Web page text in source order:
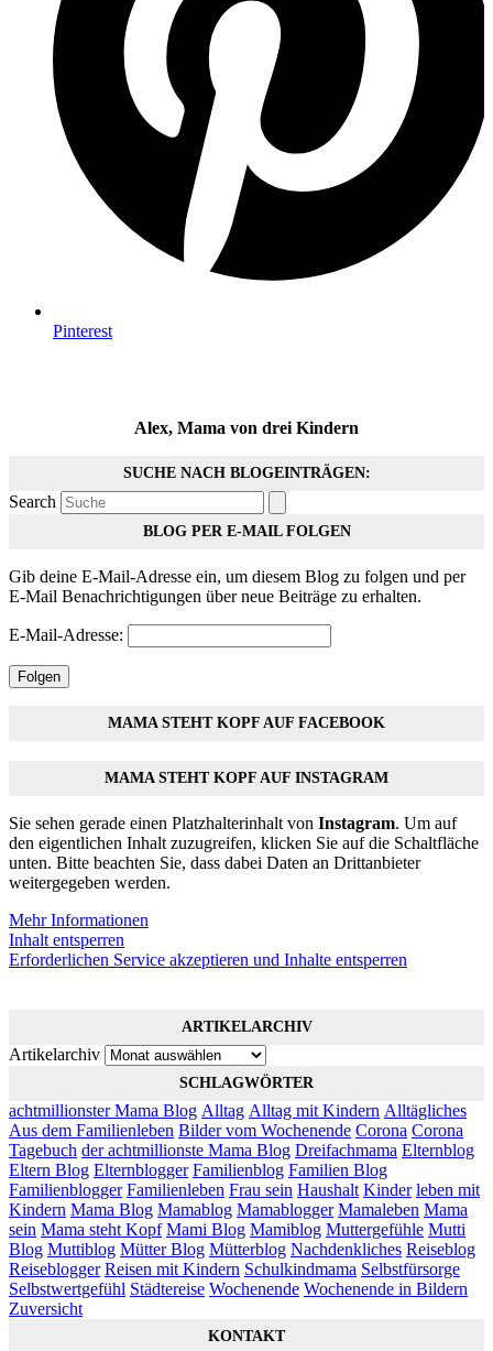
Pinterest
Alex, Mama von drei Kindern
SUCHE NACH BLOGEINTRÄGEN:
Search
BLOG PER E-MAIL FOLGEN
Gib deine E-Mail-Adresse ein, um diesem Blog zu folgen und per
E-Mail Benachrichtigungen über neue Beiträge zu erhalten.
E-Mail-Adresse:
Folgen
MAMA STEHT KOPF AUF FACEBOOK
MAMA STEHT KOPF AUF INSTAGRAM
Sie sehen gerade einen Platzhalterinhalt von Instagram. Um auf
den eigentlichen Inhalt zuzugreifen, klicken Sie auf die Schaltfläche
unten. Bitte beachten Sie, dass dabei Daten an Drittanbieter
weitergegeben werden.
Mehr Informationen
Inhalt entsperren
Erforderlichen Service akzeptieren und Inhalte entsperren
ARTIKELARCHIV
Artikelarchiv
SCHLAGWÖRTER
achtmillionster Mama Blog Alltag Alltag mit Kindern Alltägliches
Aus dem Familienleben Bilder vom Wochenende Corona Corona
Tagebuch der achtmillionste Mama Blog Dreifachmama Elternblog
Eltern Blog Elternblogger Familienblog Familien Blog
Familienblogger Familienleben Frau sein Haushalt Kinder leben mit
Kindern Mama Blog Mamablog Mamablogger Mamaleben Mama
sein Mama steht Kopf Mami Blog Mamiblog Muttergefühle Mutti
Blog Muttiblog Mütter Blog Mütterblog Nachdenkliches Reiseblog
Reiseblogger Reisen mit Kindern Schulkindmama Selbstfürsorge
Selbstwertgefühl Städtereise Wochenende Wochenende in Bildern
Zuversicht
KONTAKT